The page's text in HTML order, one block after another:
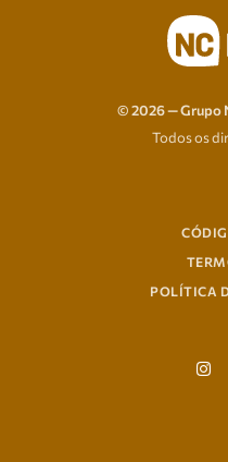
© 2026 — Grupo
Todos os
POLÍTICA